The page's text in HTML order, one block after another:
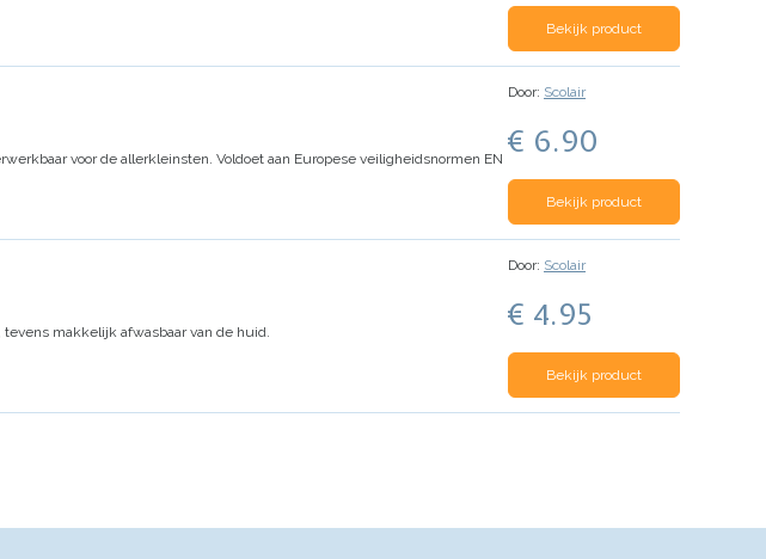
Bekijk product
voor de allerkleinsten. Voldoet aan Europese veiligheidsnormen EN
Door: Scolair
€ 6.90
Bekijk product
makkelijk afwasbaar van de huid.
Door: Scolair
€ 4.95
Bekijk product